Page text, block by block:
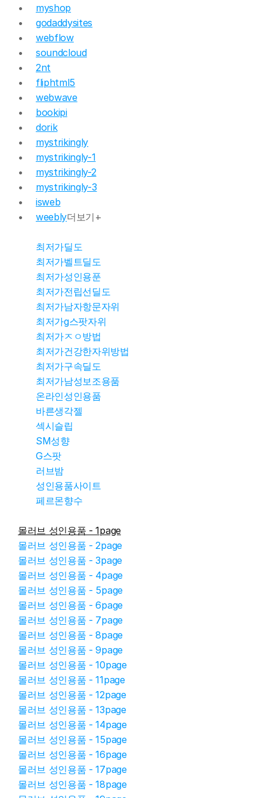
myshop
godaddysites
webflow
soundcloud
2nt
fliphtml5
webwave
bookipi
dorik
mystrikingly
mystrikingly-1
mystrikingly-2
mystrikingly-3
isweb
weebly더보기+
최저가딜도
최저가벨트딜도
최저가성인용푼
최저가전립선딜도
최저가남자항문자위
최저가g스팟자위
최저가ㅈㅇ방법
최저가건강한자위방법
최저가구속딜도
최저가남성보조용품
온라인성인용품
바른생각젤
섹시슬립
SM성향
G스팟
러브밤
성인용품사이트
페르몬향수
몰러브 성인용품 - 1page
몰러브 성인용품 - 2page
몰러브 성인용품 - 3page
몰러브 성인용품 - 4page
몰러브 성인용품 - 5page
몰러브 성인용품 - 6page
몰러브 성인용품 - 7page
몰러브 성인용품 - 8page
몰러브 성인용품 - 9page
몰러브 성인용품 - 10page
몰러브 성인용품 - 11page
몰러브 성인용품 - 12page
몰러브 성인용품 - 13page
몰러브 성인용품 - 14page
몰러브 성인용품 - 15page
몰러브 성인용품 - 16page
몰러브 성인용품 - 17page
몰러브 성인용품 - 18page